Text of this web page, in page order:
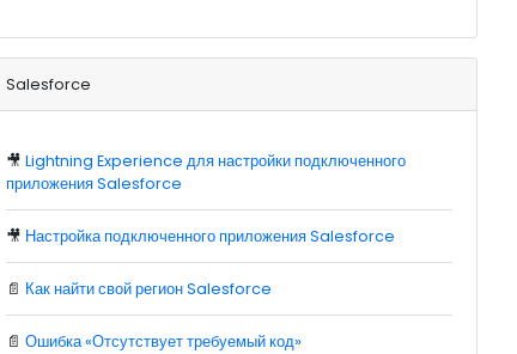
Salesforce
🎥 Lightning Experience для настройки подключенного
приложения Salesforce
🎥 Настройка подключенного приложения Salesforce
📄 Как найти свой регион Salesforce
📄 Ошибка «Отсутствует требуемый код»